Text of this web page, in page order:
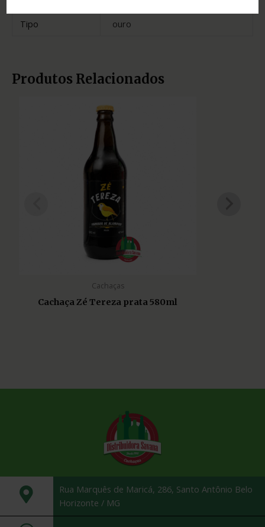
Tipo
ouro
Produtos Relacionados
Cachaças
Cachaça Zé Tereza prata 580ml
Rua Marquês de Maricá, 286, Santo Antônio Belo
Horizonte / MG